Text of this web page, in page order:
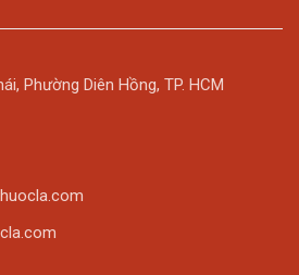
Phường Diên Hồng, TP. HCM